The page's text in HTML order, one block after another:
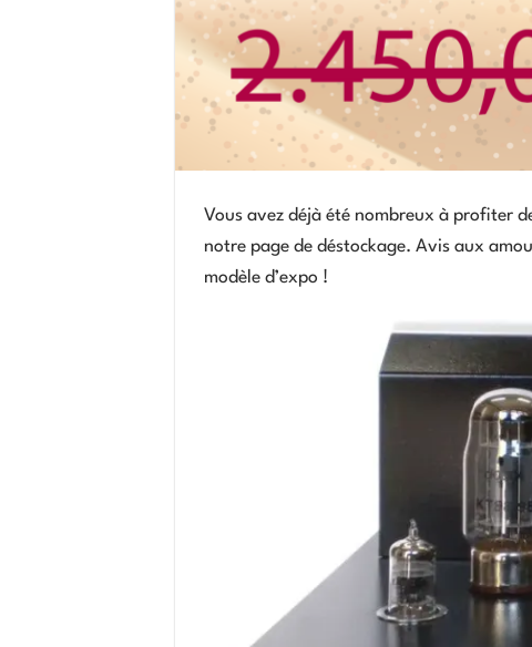
Vous avez déjà été nombreux à profiter
notre page de déstockage. Avis aux
modèle d’expo !